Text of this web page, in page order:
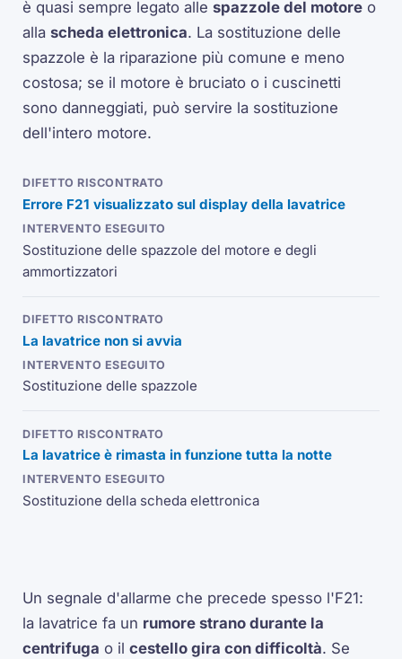
è quasi sempre legato allespazzole del motore o
allascheda elettronica. La sostituzione delle
spazzole è la riparazione più comune e meno
costosa; se il motore è bruciato o i cuscinetti
sono danneggiati, può servire la sostituzione
dell'intero motore.
Errore F21 visualizzato sul display della lavatrice
Sostituzione delle spazzole del motore e degli
ammortizzatori
La lavatrice non si avvia
Sostituzione delle spazzole
La lavatrice è rimasta in funzione tutta la notte
Sostituzione della scheda elettronica
Un segnale d'allarme che precede spesso l'F21:
la lavatrice fa un rumore strano durante la
centrifuga o ilcestello gira con difficoltà. Se